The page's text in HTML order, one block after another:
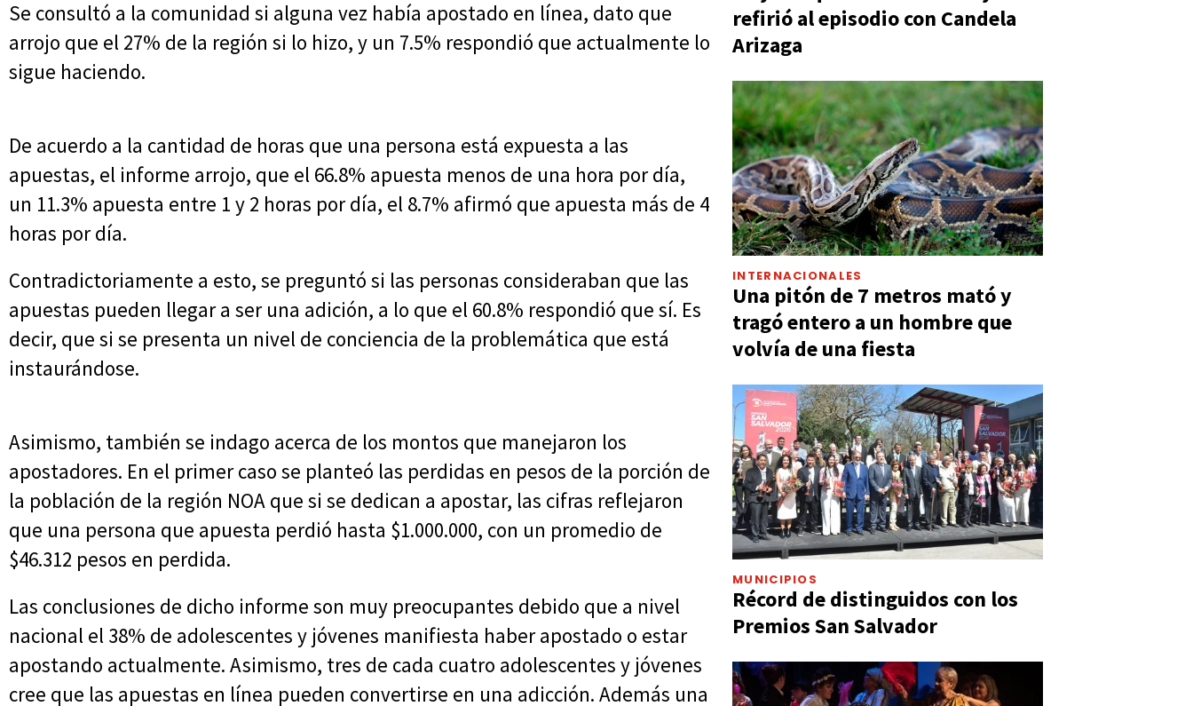
Se consultó a la comunidad si alguna vez había apostado en línea, dato que
arrojo que el 27% de la región si lo hizo, y un 7.5% respondió que actualmente lo
sigue haciendo.
De acuerdo a la cantidad de horas que una persona está expuesta a las
apuestas, el informe arrojo, que el 66.8% apuesta menos de una hora por día,
un 11.3% apuesta entre 1 y 2 horas por día, el 8.7% afirmó que apuesta más de 4
horas por día.
Contradictoriamente a esto, se preguntó si las personas consideraban que las
apuestas pueden llegar a ser una adición, a lo que el 60.8% respondió que sí. Es
decir, que si se presenta un nivel de conciencia de la problemática que está
instaurándose.
Asimismo, también se indago acerca de los montos que manejaron los
apostadores. En el primer caso se planteó las perdidas en pesos de la porción de
la población de la región NOA que si se dedican a apostar, las cifras reflejaron
que una persona que apuesta perdió hasta $1.000.000, con un promedio de
$46.312 pesos en perdida.
Las conclusiones de dicho informe son muy preocupantes debido que a nivel
nacional el 38% de adolescentes y jóvenes manifiesta haber apostado o estar
apostando actualmente. Asimismo, tres de cada cuatro adolescentes y jóvenes
cree que las apuestas en línea pueden convertirse en una adicción. Además una
refirió al episodio con Candela
Arizaga
INTERNACIONALES
Una pitón de 7 metros mató y
tragó entero a un hombre que
volvía de una fiesta
MUNICIPIOS
Récord de distinguidos con los
Premios San Salvador